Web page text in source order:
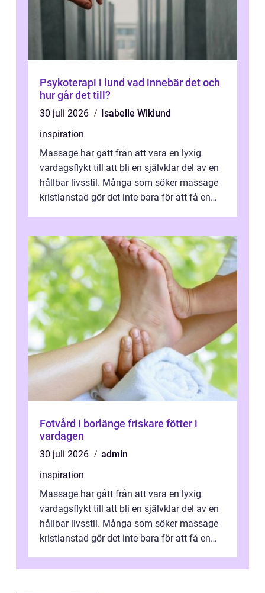
Psykoterapi i lund vad innebär det och
hur går det till?
30 juli 2026
Isabelle Wiklund
inspiration
Massage har gått från att vara en lyxig
vardagsflykt till att bli en självklar del av en
hållbar livsstil. Många som söker massage
kristianstad gör det inte bara för att få en
Fotvård i borlänge friskare fötter i
vardagen
30 juli 2026
admin
inspiration
Massage har gått från att vara en lyxig
vardagsflykt till att bli en självklar del av en
hållbar livsstil. Många som söker massage
kristianstad gör det inte bara för att få en